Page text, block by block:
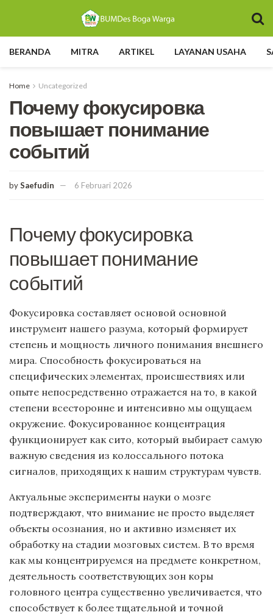
BERANDA MITRA ARTIKEL LAYANAN USAHA
Home Uncategorized
Почему фокусировка
повышает понимание
событий
bySaefudin 6 Februari 2026
Почему фокусировка
повышает понимание
событий
Фокусировка составляет основой основной
инструмент нашего разума, который формирует
степень и мощность личного понимания внешнего
мира. Способность фокусироваться на
специфических элементах, происшествиях или
опыте непосредственно отражается на то, в какой
степени всесторонне и интенсивно мы ощущаем
окружение. Фокусированное концентрация
функционирует как сито, который выбирает самую
важную сведения из колоссального потока
сигналов, приходящих к нашим структурам чувств.
Актуальные эксперименты науки о мозге
подтверждают, что внимание не просто выделяет
объекты осознания, но и активно изменяет их
обработку на стадии мозговых систем. В то время
как мы концентрируемся на предмете конкретном,
деятельность соответствующих зон коры
головного центра существенно увеличивается, что
способствует к более тщательной и точной